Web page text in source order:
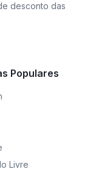
desconto das
Populares
Livre